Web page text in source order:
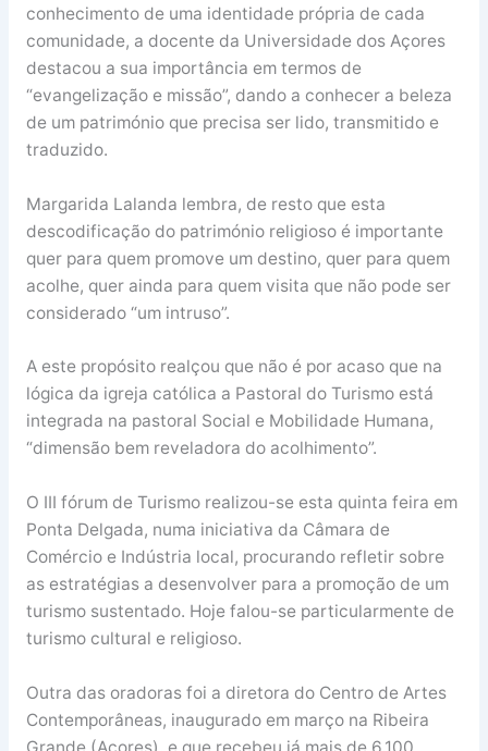
conhecimento de uma identidade própria de cada
comunidade, a docente da Universidade dos Açores
destacou a sua importância em termos de
“evangelização e missão”, dando a conhecer a beleza
de um património que precisa ser lido, transmitido e
traduzido.
Margarida Lalanda lembra, de resto que esta
descodificação do património religioso é importante
quer para quem promove um destino, quer para quem
acolhe, quer ainda para quem visita que não pode ser
considerado “um intruso”.
A este propósito realçou que não é por acaso que na
lógica da igreja católica a Pastoral do Turismo está
integrada na pastoral Social e Mobilidade Humana,
“dimensão bem reveladora do acolhimento”.
O III fórum de Turismo realizou-se esta quinta feira em
Ponta Delgada, numa iniciativa da Câmara de
Comércio e Indústria local, procurando refletir sobre
as estratégias a desenvolver para a promoção de um
turismo sustentado. Hoje falou-se particularmente de
turismo cultural e religioso.
Outra das oradoras foi a diretora do Centro de Artes
Contemporâneas, inaugurado em março na Ribeira